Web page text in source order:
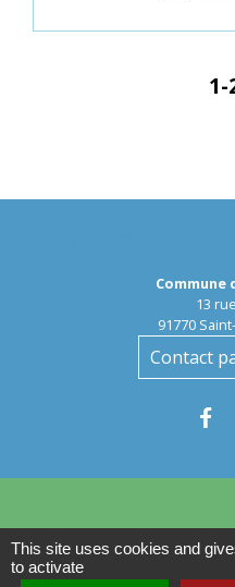
1-
Commune
13
91770
Contact
Liens
This site uses cookies and
to activate